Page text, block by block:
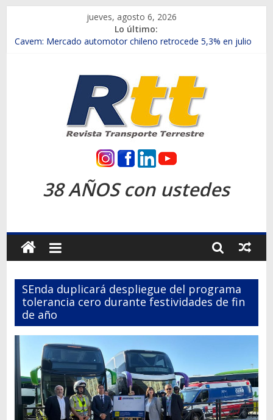
contenido
jueves, agosto 6, 2026
Lo último:
Chile es el primer mercado internacional en lanzar la nueva
Salfa suma vehículos electrificados de Chevrolet en el Biobío
Samex amplía su red con nuevas sucursales en Rancagua y
SINOTRUK Pick-ups presentó la recién estrenada Bolden en
la Expo Compras Públicas 2026
Revista
Transporte
Terrestre
Autos,
camiones,
motos,
información
del
mundo
del
transporte
38 AÑOS con ustedes
SEnda duplicará despliegue del programa
tolerancia cero durante festividades de fin
de año